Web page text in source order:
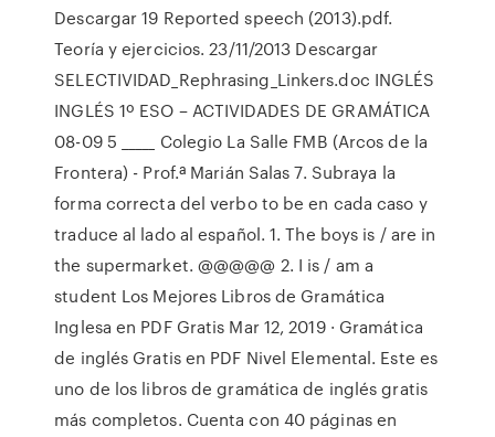
Descargar 19 Reported speech (2013).pdf.
Teoría y ejercicios. 23/11/2013 Descargar
SELECTIVIDAD_Rephrasing_Linkers.doc INGLÉS
INGLÉS 1º ESO – ACTIVIDADES DE GRAMÁTICA
08-09 5 _____ Colegio La Salle FMB (Arcos de la
Frontera) - Prof.ª Marián Salas 7. Subraya la
forma correcta del verbo to be en cada caso y
traduce al lado al español. 1. The boys is / are in
the supermarket. @@@@@ 2. I is / am a
student Los Mejores Libros de Gramática
Inglesa en PDF Gratis Mar 12, 2019 · Gramática
de inglés Gratis en PDF Nivel Elemental. Este es
uno de los libros de gramática de inglés gratis
más completos. Cuenta con 40 páginas en